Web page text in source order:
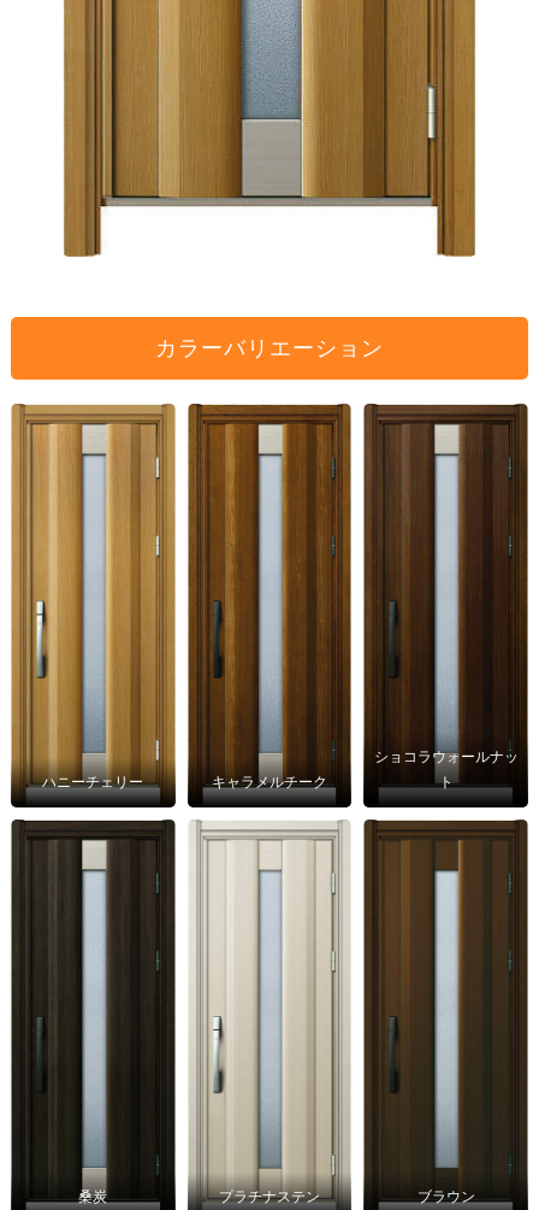
カラーバリエーション
ハニーチェリー キャラメルチーク
ショコラウォールナッ
ト
桑炭 プラチナステン ブラウン